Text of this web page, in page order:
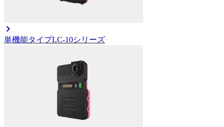
単機能タイプLC-10シリーズ